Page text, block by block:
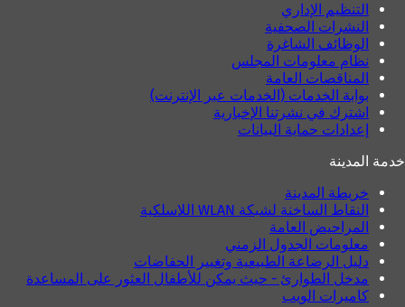
التنظيم الإداري
النشرات الصحفية
الوظائف الشاغرة
نظام معلومات المجلس
المناقصات العامة
بوابة الخدمات (الخدمات عبر الإنترنت)
اشترك في نشرتنا الإخبارية
إعدادات حماية البيانات
خدمة المدينة
خريطة المدينة
النقاط الساخنة لشبكة WLAN اللاسلكية
المراحيض العامة
معلومات الجدول الزمني
دليل الرضاعة الطبيعية وتغيير الحفاضات
مدخل الطوارئ - حيث يمكن للأطفال العثور على المساعدة
كاميرات الويب